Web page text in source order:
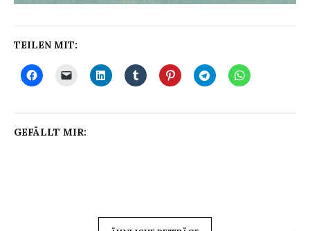
TEILEN MIT:
GEFÄLLT MIR: